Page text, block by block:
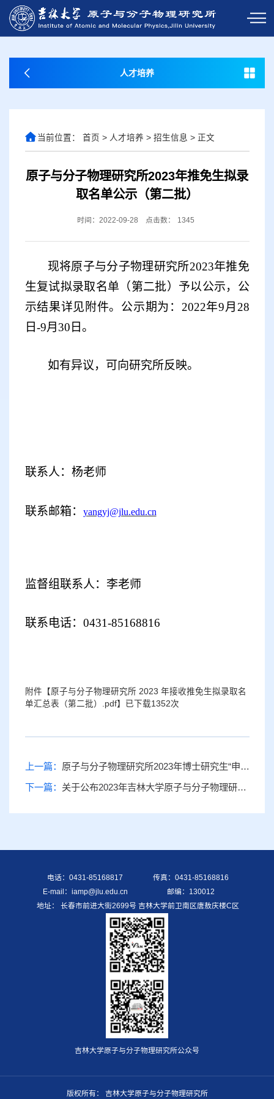
人才培养
当前位置： 首页 > 人才培养 > 招生信息 > 正文
原子与分子物理研究所2023年推免生拟录
取名单公示（第二批）
时间：2022-09-28 点击数： 1345
现将原子与分子物理研究所2023年推免
生复试拟录取名单 （第二批） 予以公示， 公
示结果详见附件。公示期为： 2022年9月 28
日-9月 30 日。
如有异议，可向研究所反映。
联系人： 杨老师
联系邮箱： yangyj@jlu.edu.cn
监督组联系人： 李老师
联系电话： 0431-85168816
附件【 原子与分子物理研究所 2023 年接收推免生拟录取名
单汇总表（第二批）.pdf】已下载1352次
上一篇： 原子与分子物理研究所2023年博士研究生“申请考核制”招生实施细则
下一篇： 关于公布2023年吉林大学原子与分子物理研究所推荐免试攻读研究生复试名单的通知（第二批）
电话：0431-85168817
传真：0431-85168816
E-mail：iamp@jlu.edu.cn
邮编：130012
地址： 长春市前进大街2699号 吉林大学前卫南区唐敖庆楼C区
吉林大学原子与分子物理研究所公众号
版权所有： 吉林大学原子与分子物理研究所